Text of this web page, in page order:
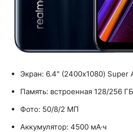
Экран: 6.4" (2400x1080) Super
Память: встроенная 128/256
Фото: 50/8/2 МП
Аккумулятор: 4500 мА·ч